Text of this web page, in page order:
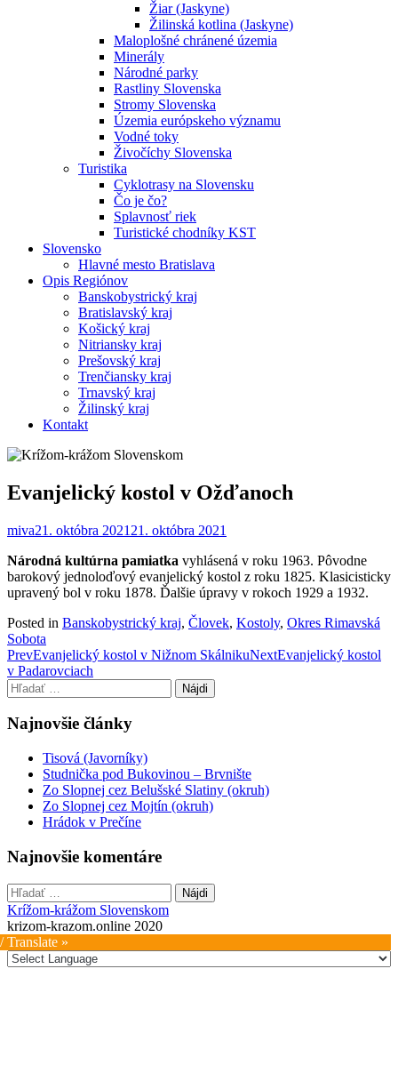
Žiar (Jaskyne)
Žilinská kotlina (Jaskyne)
Maloplošné chránené územia
Minerály
Národné parky
Rastliny Slovenska
Stromy Slovenska
Územia európskeho významu
Vodné toky
Živočíchy Slovenska
Turistika
Cyklotrasy na Slovensku
Čo je čo?
Splavnosť riek
Turistické chodníky KST
Slovensko
Hlavné mesto Bratislava
Opis Regiónov
Banskobystrický kraj
Bratislavský kraj
Košický kraj
Nitriansky kraj
Prešovský kraj
Trenčiansky kraj
Trnavský kraj
Žilinský kraj
Kontakt
Evanjelický kostol v Ožďanoch
miva21. októbra 2021 21. októbra 2021
Národná kultúrna pamiatka vyhlásená v roku 1963. Pôvodne
barokový jednoloďový evanjelický kostol z roku 1825. Klasicisticky
upravený bol v roku 1878. Ďalšie úpravy v rokoch 1929 a 1932.
Posted in Banskobystrický kraj, Človek, Kostoly, Okres Rimavská
Sobota
Post
navigation
PrevEvanjelický kostol v Nižnom SkálnikuNextEvanjelický kostol
v Padarovciach
Hľadať:
Najnovšie články
Tisová (Javorníky)
Studnička pod Bukovinou – Brvnište
Zo Slopnej cez Belušské Slatiny (okruh)
Zo Slopnej cez Mojtín (okruh)
Hrádok v Prečíne
Najnovšie komentáre
Hľadať:
Krížom-krážom Slovenskom
krizom-krazom.online 2020
Translate »